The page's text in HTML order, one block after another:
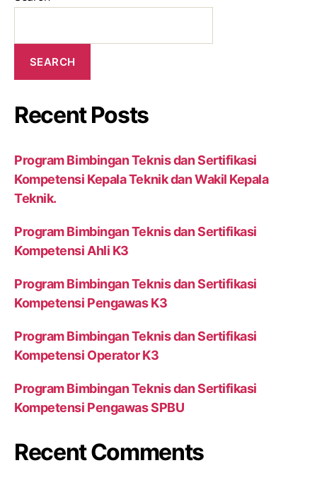
SEARCH
Recent Posts
Program Bimbingan Teknis dan Sertifikasi
Kompetensi Kepala Teknik dan Wakil Kepala
Teknik.
Program Bimbingan Teknis dan Sertifikasi
Kompetensi Ahli K3
Program Bimbingan Teknis dan Sertifikasi
Kompetensi Pengawas K3
Program Bimbingan Teknis dan Sertifikasi
Kompetensi Operator K3
Program Bimbingan Teknis dan Sertifikasi
Kompetensi Pengawas SPBU
Recent Comments